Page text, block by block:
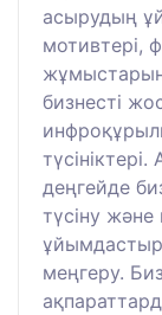
асырудың
мотивтері,
бизнесті
деңгейде
түсіну және
меңгеру.